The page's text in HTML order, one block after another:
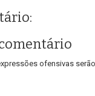
ofensivas